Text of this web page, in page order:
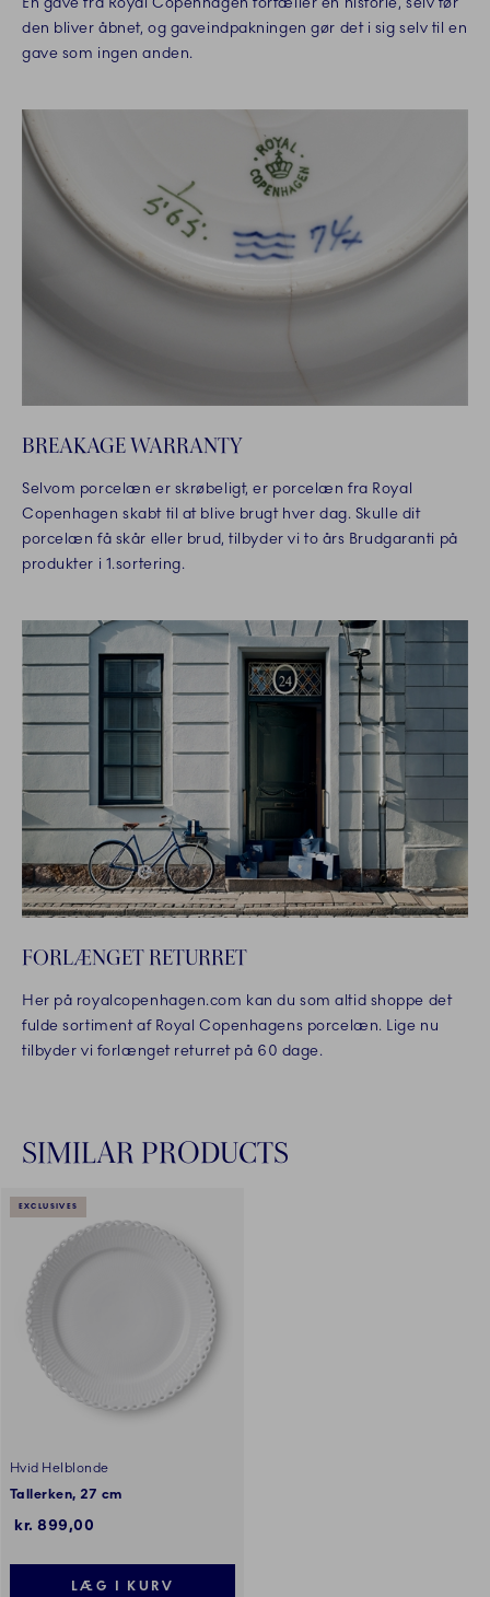
den bliver åbnet, og gaveindpakningen gør det i sig selv til en
gave som ingen anden.
BREAKAGE WARRANTY
Selvom porcelæn er skrøbeligt, er porcelæn fra Royal
Copenhagen skabt til at blive brugt hver dag. Skulle dit
porcelæn få skår eller brud, tilbyder vi to års Brudgaranti på
produkter i 1.sortering.
FORLÆNGET RETURRET
Her på royalcopenhagen.com kan du som altid shoppe det
fulde sortiment af Royal Copenhagens porcelæn. Lige nu
tilbyder vi forlænget returret på 60 dage.
SIMILAR PRODUCTS
EXCLUSIVES
Hvid Helblonde
Tallerken, 27 cm
kr. 899,00
LÆG I KURV